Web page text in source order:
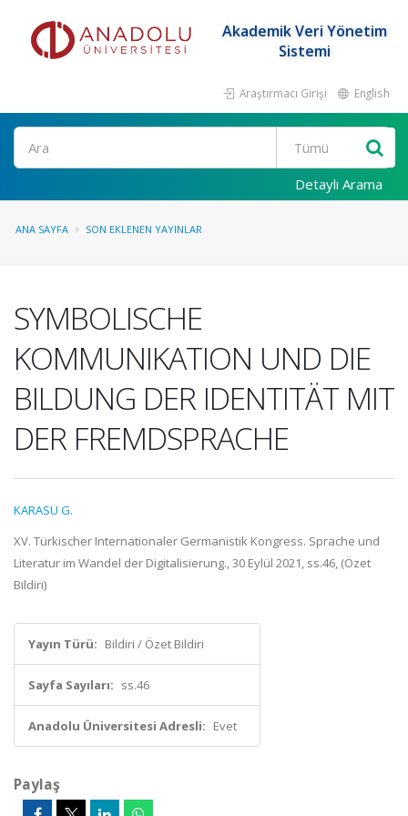
Akademik Veri Yönetim
Sistemi
Araştırmacı Girişi English
Ara
Detaylı Arama
ANA SAYFA SON EKLENEN YAYINLAR
SYMBOLISCHE
KOMMUNIKATION UND DIE
BILDUNG DER IDENTITÄT MIT
DER FREMDSPRACHE
KARASU G.
XV. Türkischer Internationaler Germanistik Kongress. Sprache und
Literatur im Wandel der Digitalisierung., 30 Eylül 2021, ss.46, (Özet
Bildiri)
Yayın Türü: Bildiri / Özet Bildiri
Sayfa Sayıları: ss.46
Anadolu Üniversitesi Adresli: Evet
Paylaş